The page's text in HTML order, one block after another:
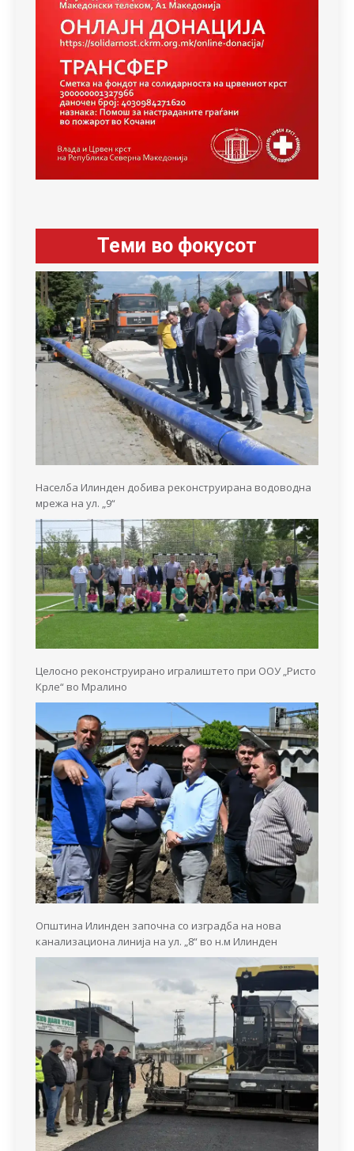
Теми во фокусот
Населба Илинден добива реконструирана водоводна
мрежа на ул. „9“
Целосно реконструирано игралиштето при ООУ „Ристо
Крле“ во Мралино
Општина Илинден започна со изградба на нова
канализациона линија на ул. „8“ во н.м Илинден